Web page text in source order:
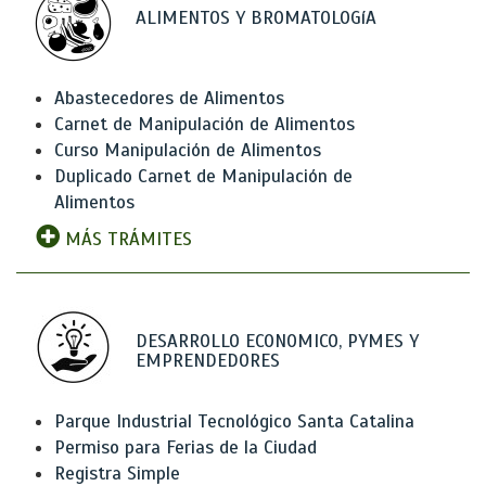
ALIMENTOS Y BROMATOLOGíA
Abastecedores de Alimentos
Carnet de Manipulación de Alimentos
Curso Manipulación de Alimentos
Duplicado Carnet de Manipulación de
Alimentos
MÁS TRÁMITES
DESARROLLO ECONOMICO, PYMES Y
EMPRENDEDORES
Parque Industrial Tecnológico Santa Catalina
Permiso para Ferias de la Ciudad
Registra Simple